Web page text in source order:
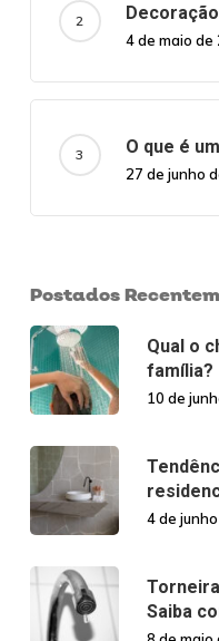
4 de maio de
O que é
27 de junho
Postados
Qual o
família?
10 de
4 de
Saiba